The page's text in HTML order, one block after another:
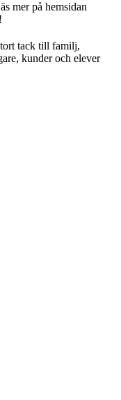
mer på hemsidan
tack till familj,
kunder och elever